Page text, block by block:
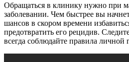
Обращаться в клинику нужно при
заболевании. Чем быстрее вы
шансов в скором времени
предотвратить его рецидив.
всегда соблюдайте правила личной